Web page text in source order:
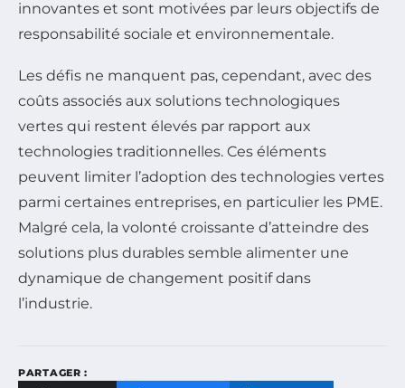
innovantes et sont motivées par leurs objectifs de
responsabilité sociale et environnementale.
Les défis ne manquent pas, cependant, avec des
coûts associés aux solutions technologiques
vertes qui restent élevés par rapport aux
technologies traditionnelles. Ces éléments
peuvent limiter l’adoption des technologies vertes
parmi certaines entreprises, en particulier les PME.
Malgré cela, la volonté croissante d’atteindre des
solutions plus durables semble alimenter une
dynamique de changement positif dans
l’industrie.
PARTAGER :